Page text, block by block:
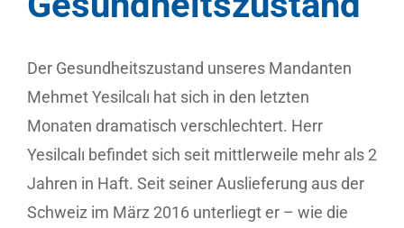
Der Gesundheitszustand unseres Mandanten
Mehmet Yesilcalı hat sich in den letzten
Monaten dramatisch verschlechtert. Herr
Yesilcalı befindet sich seit mittlerweile mehr als 2
Jahren in Haft. Seit seiner Auslieferung aus der
Schweiz im März 2016 unterliegt er – wie die